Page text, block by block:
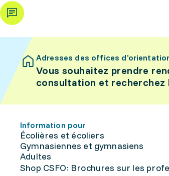
Adresses des offices
Vous souhaitez prendre
consultation et recherchez
Information pour
Écolières et écoliers
Gymnasiennes et gymnasiens
Adultes
Shop CSFO: Brochures sur les